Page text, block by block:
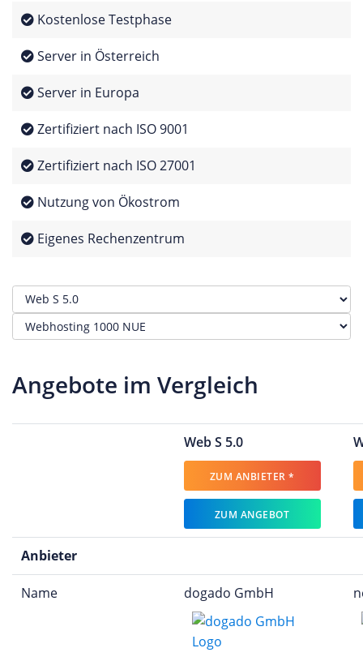
Kostenlose Testphase
Server in Österreich
Server in Europa
Zertifiziert nach ISO 9001
Zertifiziert nach ISO 27001
Nutzung von Ökostrom
Eigenes Rechenzentrum
Angebote im Vergleich
Web S 5.0
ZUM ANBIETER *
ZUM ANGEBOT
Anbieter
Name dogado GmbH